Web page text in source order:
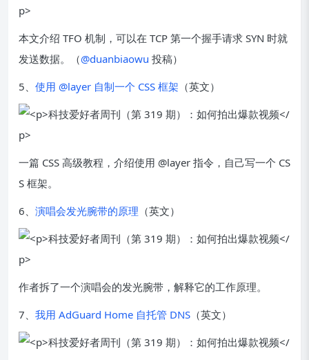
本文介绍 TFO 机制，可以在 TCP 第一个握手请求 SYN 时就
发送数据。（@duanbiaowu 投稿）
5、 使用 @layer 自制一个 CSS 框架 （英文）
一篇 CSS 高级教程，介绍使用 @layer 指令，自己写一个 CS
S 框架。
6、 演唱会发光腕带的原理 （英文）
作者拆了一个演唱会的发光腕带，解释它的工作原理。
7、 我用 AdGuard Home 自托管 DNS （英文）